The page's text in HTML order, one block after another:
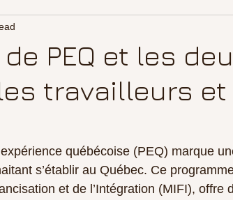
PEQ et les
travailleurs et
québécoise (PEQ) marque
s’établir au Québec. Ce
et de l’Intégration (MIFI), offre